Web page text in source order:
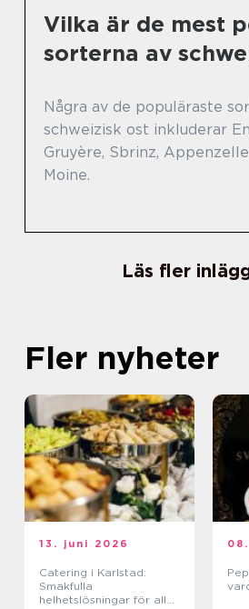
Vilka är de mest
sorterna av
Några av de populäraste
schweizisk ost inkluderar
Gruyère, Sbrinz,
Moine.
Läs fler
Fler nyheter
13. juni 2026
Catering i Karlstad:
Smakfulla
helhetslösningar för alla